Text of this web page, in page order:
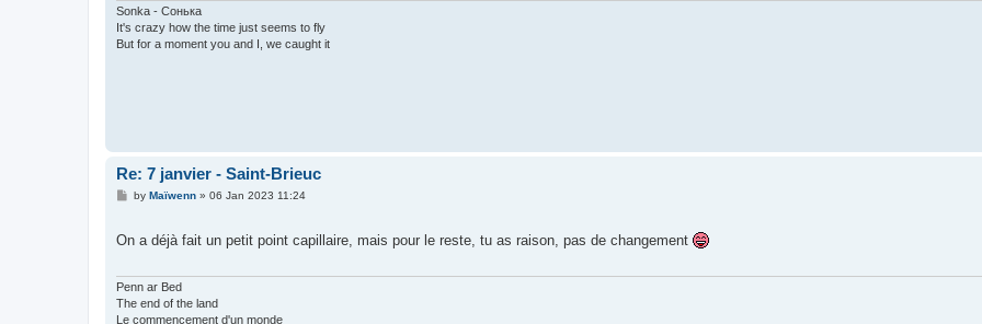
Sonka - Сонька
It's crazy how the time just seems to fly
But for a moment you and I, we caught it
Re: 7 janvier - Saint-Brieuc
Pby Maïwenn» 06 Jan 2023 11:24
On a déjà fait un petit point capillaire, mais pour le reste, tu as raison, pas de changement
Penn ar Bed
The end of the land
Le commencement d'un monde